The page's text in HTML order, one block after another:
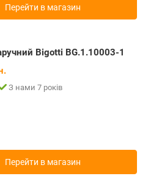
Перейти в магазин
Bigotti BG.1.10003-1
З нами 7 років
Перейти в магазин